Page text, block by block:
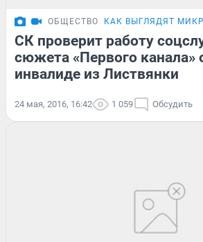
ОБЩЕСТВО КАК ВЫГЛЯДЯТ
СК проверит работу
сюжета «Первого канала»
инвалиде из Листвянки
24 мая, 2016, 16:42 1 059 Обсудить